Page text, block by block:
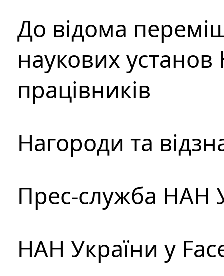
До відома
наукових установ
працівників
Нагороди та
Прес-служба НАН
НАН України у